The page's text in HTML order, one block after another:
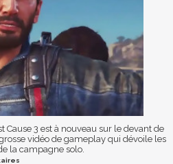
Cause 3 est à nouveau sur le devant de
vidéo de gameplay qui dévoile les
la campagne solo.